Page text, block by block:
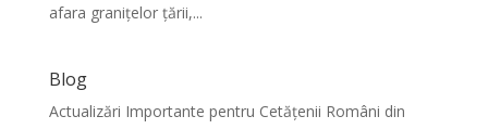
afara granițelor țării,...
Blog
Actualizări Importante pentru Cetățenii Români din